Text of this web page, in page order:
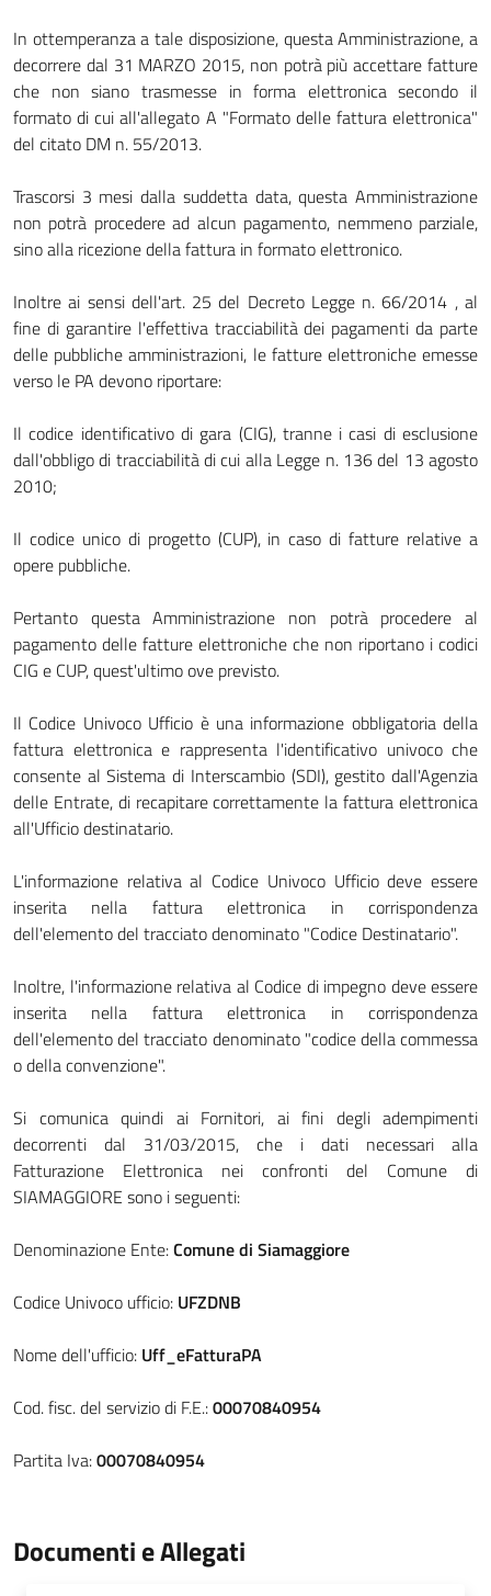
In ottemperanza a tale disposizione, questa Amministrazione, a
decorrere dal 31 MARZO 2015, non potrà più accettare fatture
che non siano trasmesse in forma elettronica secondo il
formato di cui all'allegato A "Formato delle fattura elettronica"
del citato DM n. 55/2013.
Trascorsi 3 mesi dalla suddetta data, questa Amministrazione
non potrà procedere ad alcun pagamento, nemmeno parziale,
sino alla ricezione della fattura in formato elettronico.
Inoltre ai sensi dell'art. 25 del Decreto Legge n. 66/2014 , al
fine di garantire l'effettiva tracciabilità dei pagamenti da parte
delle pubbliche amministrazioni, le fatture elettroniche emesse
verso le PA devono riportare:
Il codice identificativo di gara (CIG), tranne i casi di esclusione
dall'obbligo di tracciabilità di cui alla Legge n. 136 del 13 agosto
2010;
Il codice unico di progetto (CUP), in caso di fatture relative a
opere pubbliche.
Pertanto questa Amministrazione non potrà procedere al
pagamento delle fatture elettroniche che non riportano i codici
CIG e CUP, quest'ultimo ove previsto.
Il Codice Univoco Ufficio è una informazione obbligatoria della
fattura elettronica e rappresenta l'identificativo univoco che
consente al Sistema di Interscambio (SDI), gestito dall'Agenzia
delle Entrate, di recapitare correttamente la fattura elettronica
all'Ufficio destinatario.
L'informazione relativa al Codice Univoco Ufficio deve essere
inserita nella fattura elettronica in corrispondenza
dell'elemento del tracciato denominato "Codice Destinatario".
Inoltre, l'informazione relativa al Codice di impegno deve essere
inserita nella fattura elettronica in corrispondenza
dell'elemento del tracciato denominato "codice della commessa
o della convenzione".
Si comunica quindi ai Fornitori, ai fini degli adempimenti
decorrenti dal 31/03/2015, che i dati necessari alla
Fatturazione Elettronica nei confronti del Comune di
SIAMAGGIORE sono i seguenti:
Denominazione Ente:Comune di Siamaggiore
Codice Univoco ufficio: UFZDNB
Nome dell'ufficio: Uff_eFatturaPA
Cod. fisc. del servizio di F.E.:00070840954
Partita Iva:00070840954
Documenti e Allegati